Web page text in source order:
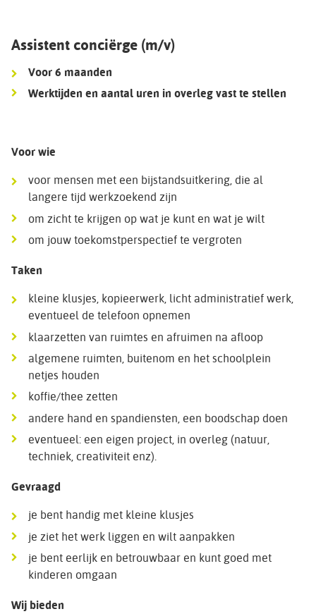
Assistent conciërge (m/v)
Voor 6 maanden
Werktijden en aantal uren in overleg vast te stellen
Voor wie
voor mensen met een bijstandsuitkering, die al
langere tijd werkzoekend zijn
om zicht te krijgen op wat je kunt en wat je wilt
om jouw toekomstperspectief te vergroten
Taken
kleine klusjes, kopieerwerk, licht administratief werk,
eventueel de telefoon opnemen
klaarzetten van ruimtes en afruimen na afloop
algemene ruimten, buitenom en het schoolplein
netjes houden
koffie/thee zetten
andere hand en spandiensten, een boodschap doen
eventueel: een eigen project, in overleg (natuur,
techniek, creativiteit enz).
Gevraagd
je bent handig met kleine klusjes
je ziet het werk liggen en wilt aanpakken
je bent eerlijk en betrouwbaar en kunt goed met
kinderen omgaan
Wij bieden